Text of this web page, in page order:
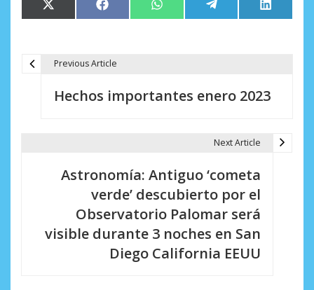
Compartir
en
X
(Twitter)
Compartir
en
Facebook Compartir
en
WhatsApp Compartir
en
Telegram
en
LinkedIn
Previous Article
Hechos importantes enero 2023
Next Article
Astronomía: Antiguo ‘cometa
verde’ descubierto por el
Observatorio Palomar será
visible durante 3 noches en San
Diego California EEUU